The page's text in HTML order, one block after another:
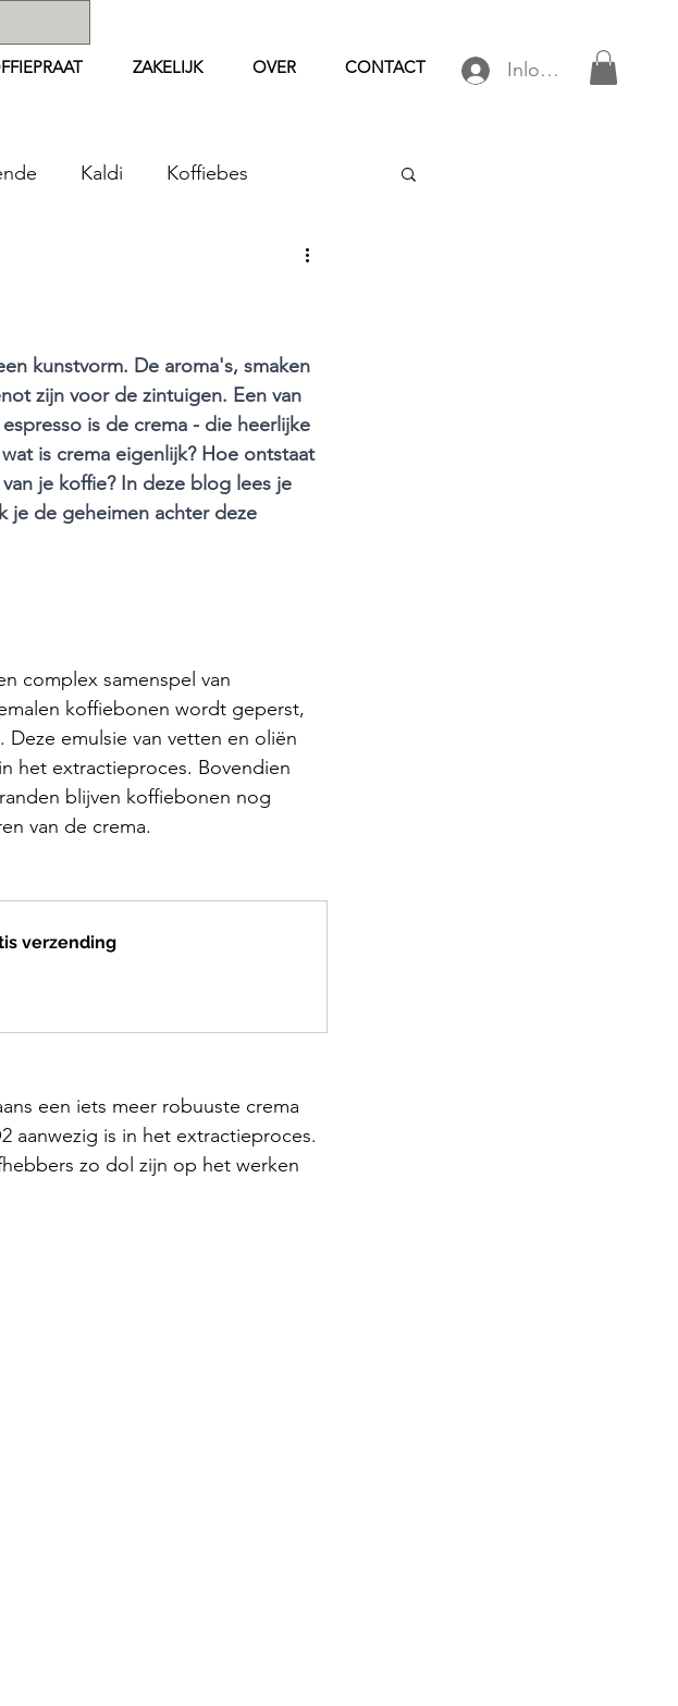
ZAKELIJK OVER CONTACT Inloggen
Kaldi Koffiebes
Cafeïnevrije koffie
kunstvorm. De aroma's, smaken
zijn voor de zintuigen. Een van
is de crema - die heerlijke
is crema eigenlijk? Hoe ontstaat
je koffie? In deze blog lees je
je de geheimen achter deze
complex samenspel van
koffiebonen wordt geperst,
emulsie van vetten en oliën
het extractieproces. Bovendien
blijven koffiebonen nog
van de crema.
verzending
een iets meer robuuste crema
aanwezig is in het extractieproces.
zo dol zijn op het werken